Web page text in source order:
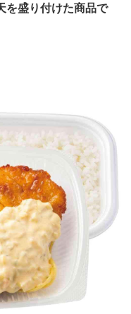
を盛り付けた商品で